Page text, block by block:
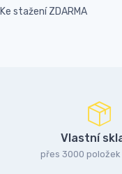
Ke stažení ZDARMA
Vlastní
přes 3000